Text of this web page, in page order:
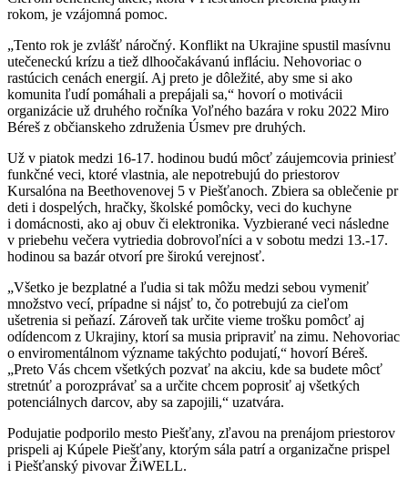
rokom, je vzájomná pomoc.
„Tento rok je zvlášť náročný. Konflikt na Ukrajine spustil masívnu
utečeneckú krízu a tiež dlhoočakávanú infláciu. Nehovoriac o
rastúcich cenách energií. Aj preto je dôležité, aby sme si ako
komunita ľudí pomáhali a prepájali sa,“ hovorí o motivácii
organizácie už druhého ročníka Voľného bazára v roku 2022 Miro
Béreš z občianskeho združenia Úsmev pre druhých.
Už v piatok medzi 16-17. hodinou budú môcť záujemcovia priniesť
funkčné veci, ktoré vlastnia, ale nepotrebujú do priestorov
Kursalóna na Beethovenovej 5 v Piešťanoch. Zbiera sa oblečenie pr
deti i dospelých, hračky, školské pomôcky, veci do kuchyne
i domácnosti, ako aj obuv či elektronika. Vyzbierané veci následne
v priebehu večera vytriedia dobrovoľníci a v sobotu medzi 13.-17.
hodinou sa bazár otvorí pre širokú verejnosť.
„Všetko je bezplatné a ľudia si tak môžu medzi sebou vymeniť
množstvo vecí, prípadne si nájsť to, čo potrebujú za cieľom
ušetrenia si peňazí. Zároveň tak určite vieme trošku pomôcť aj
odídencom z Ukrajiny, ktorí sa musia pripraviť na zimu. Nehovoriac
o enviromentálnom význame takýchto podujatí,“ hovorí Béreš.
„Preto Vás chcem všetkých pozvať na akciu, kde sa budete môcť
stretnúť a porozprávať sa a určite chcem poprosiť aj všetkých
potenciálnych darcov, aby sa zapojili,“ uzatvára.
Podujatie podporilo mesto Piešťany, zľavou na prenájom priestorov
prispeli aj Kúpele Piešťany, ktorým sála patrí a organizačne prispel
i Piešťanský pivovar ŽiWELL.